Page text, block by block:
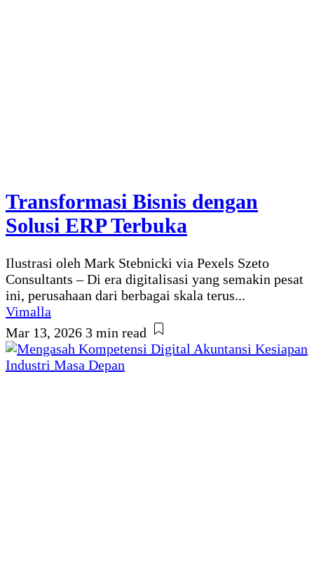
Transformasi Bisnis dengan
Solusi ERP Terbuka
Ilustrasi oleh Mark Stebnicki via Pexels Szeto
Consultants – Di era digitalisasi yang semakin pesat
ini, perusahaan dari berbagai skala terus...
Vimalla
Mar 13, 2026 3 min read